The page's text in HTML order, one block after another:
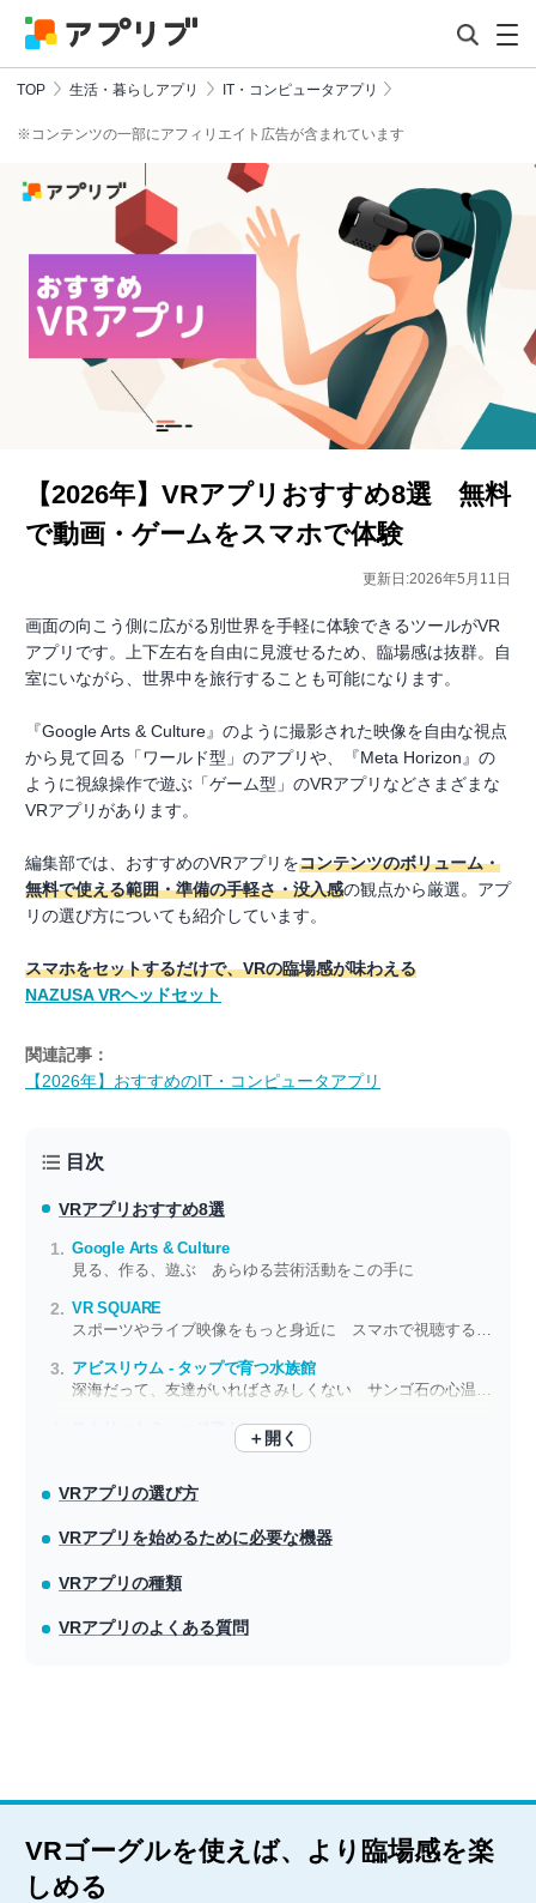
TOP 生活・暮らしアプリ IT・コンピュータアプリ
※コンテンツの一部にアフィリエイト広告が含まれています
【2026年】VRアプリおすすめ8選 無料
で動画・ゲームをスマホで体験
更新日:2026年5月11日
画面の向こう側に広がる別世界を手軽に体験できるツールがVR
アプリです。上下左右を自由に見渡せるため、臨場感は抜群。自
室にいながら、世界中を旅行することも可能になります。
『Google Arts & Culture』のように撮影された映像を自由な視点
から見て回る「ワールド型」のアプリや、『Meta Horizon』の
ように視線操作で遊ぶ「ゲーム型」のVRアプリなどさまざまな
VRアプリがあります。
編集部では、おすすめのVRアプリをコンテンツのボリューム・
無料で使える範囲・準備の手軽さ・没入感の観点から厳選。アプ
リの選び方についても紹介しています。
スマホをセットするだけで、VRの臨場感が味わえる
NAZUSA VRヘッドセット
関連記事：
【2026年】おすすめのIT・コンピュータアプリ
目次
VRアプリ おすすめ8選
Google Arts & Culture
見る、作る、遊ぶ あらゆる芸術活動をこの手に
VR SQUARE
アビスリウム - タップで育つ水族館
ストリートミュージアム
史跡に近づくとVRボタンが光り当時の風景が出現
＋開く
VRアプリの選び方
VRアプリを始めるために必要な機器
VRアプリの種類
VRアプリのよくある質問
VRゴーグルを使えば、より臨場感を楽
しめる